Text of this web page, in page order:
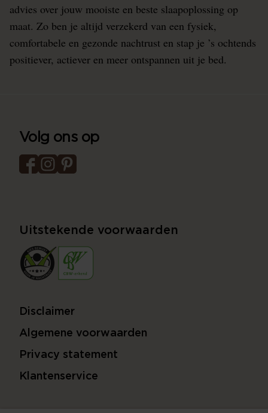
advies over jouw mooiste en beste slaapoplossing op
maat. Zo ben je altijd verzekerd van een fysiek,
comfortabele en gezonde nachtrust en stap je ’s ochtends
positiever, actiever en meer ontspannen uit je bed.
Volg ons op
Uitstekende voorwaarden
Disclaimer
Algemene voorwaarden
Privacy statement
Klantenservice